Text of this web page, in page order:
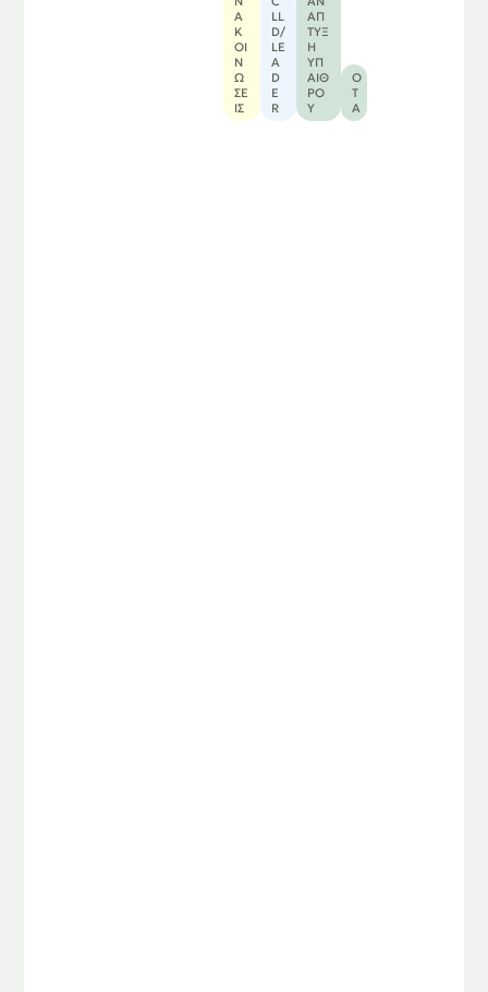
Α
Κ
ΟΙ
Ν
Ώ
ΣΕ
ΙΣ
LL
D/
LE
A
D
E
R
ΆΠ
ΤΥΞ
Η
ΥΠ
ΑΊΘ
ΡΟ
Υ
O
T
A